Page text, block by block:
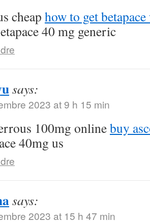
cheap how to get
40 mg generic
says:
2023 at 9 h 15 min
100mg onlinebuy
40mg us
says:
2023 at 15 h 47 min